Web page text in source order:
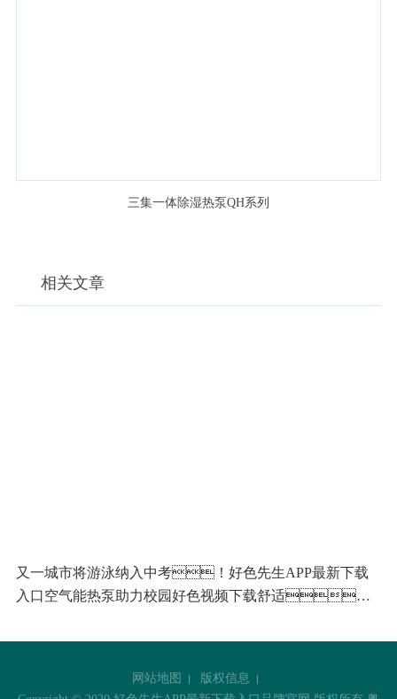
三集一体除湿热泵QH系列
相关文章
又一城市将游泳纳入中考！好色先生APP最新下载
入口空气能热泵助力校园好色视频下载舒适、
网站地图
版权信息